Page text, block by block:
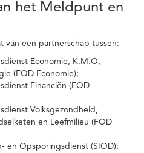
het Meldpunt en
van een partnerschap tussen:
Economie, K.M.O,
(FOD Economie);
Financiën (FOD
Volksgezondheid,
en Leefmilieu (FOD
en Opsporingsdienst (SIOD);